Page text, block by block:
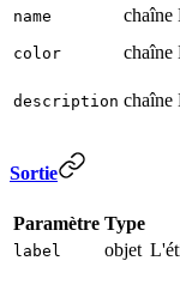
name chaîne
color chaîne
description chaîne
Sortie
Paramètre Type
label objet